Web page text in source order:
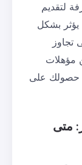
لتقديم
يؤثر بشكل
تجاوز
مؤهلات
حصولك على
متى